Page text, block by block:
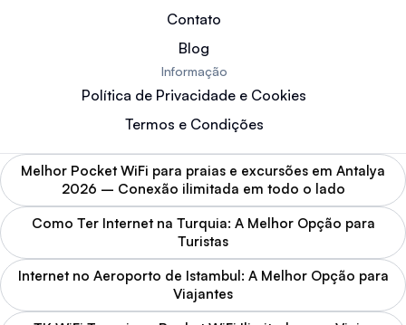
Contato
Blog
Informação
Política de Privacidade e Cookies
Termos e Condições
Melhor Pocket WiFi para praias e excursões em Antalya
2026 – Conexão ilimitada em todo o lado
Como Ter Internet na Turquia: A Melhor Opção para
Turistas
Internet no Aeroporto de Istambul: A Melhor Opção para
Viajantes